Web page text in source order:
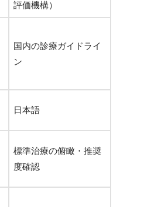
評価機構）
国内の診療ガイドライ
ン
日本語
標準治療の俯瞰・推奨
度確認